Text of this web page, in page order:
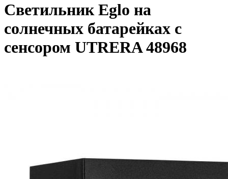
Светильник Eglo на
солнечных батарейках с
сенсором UTRERA 48968